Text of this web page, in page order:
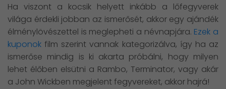
Ha viszont a kocsik helyett inkább a lőfegyverek
világa érdekli jobban az ismerősét, akkor egy ajándék
élménylövészettel is meglepheti a névnapjára. Ezek a
kuponok film szerint vannak kategorizálva, így ha az
ismerőse mindig is ki akarta próbálni, hogy milyen
lehet élőben elsütni a Rambo, Terminator, vagy akár
a John Wickben megjelent fegyvereket, akkor hajrá!